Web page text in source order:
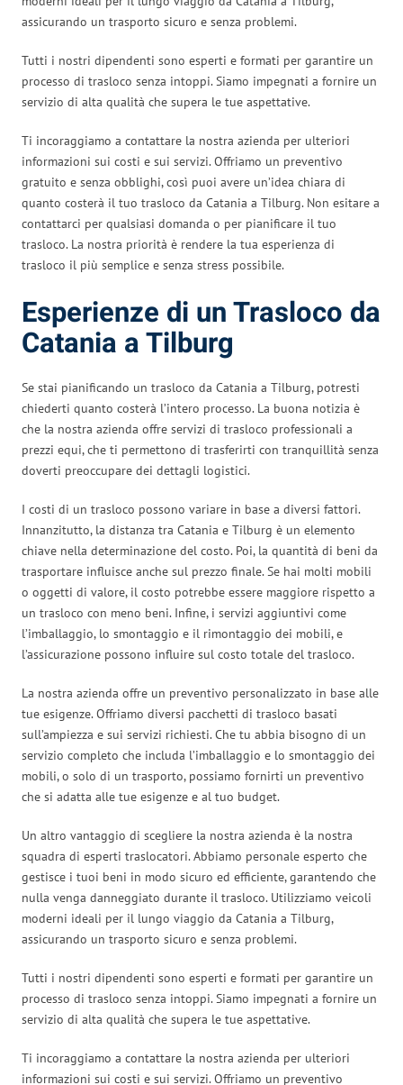
assicurando un trasporto sicuro e senza problemi.
Tutti i nostri dipendenti sono esperti e formati per garantire un
processo di trasloco senza intoppi. Siamo impegnati a fornire un
servizio di alta qualità che supera le tue aspettative.
Ti incoraggiamo a contattare la nostra azienda per ulteriori
informazioni sui costi e sui servizi. Offriamo un preventivo
gratuito e senza obblighi, così puoi avere un’idea chiara di
quanto costerà il tuo trasloco da Catania a Tilburg. Non esitare a
contattarci per qualsiasi domanda o per pianificare il tuo
trasloco. La nostra priorità è rendere la tua esperienza di
trasloco il più semplice e senza stress possibile.
Esperienze di un Trasloco da
Catania a Tilburg
Se stai pianificando un trasloco da Catania a Tilburg, potresti
chiederti quanto costerà l’intero processo. La buona notizia è
che la nostra azienda offre servizi di trasloco professionali a
prezzi equi, che ti permettono di trasferirti con tranquillità senza
doverti preoccupare dei dettagli logistici.
I costi di un trasloco possono variare in base a diversi fattori.
Innanzitutto, la distanza tra Catania e Tilburg è un elemento
chiave nella determinazione del costo. Poi, la quantità di beni da
trasportare influisce anche sul prezzo finale. Se hai molti mobili
o oggetti di valore, il costo potrebbe essere maggiore rispetto a
un trasloco con meno beni. Infine, i servizi aggiuntivi come
l’imballaggio, lo smontaggio e il rimontaggio dei mobili, e
l’assicurazione possono influire sul costo totale del trasloco.
La nostra azienda offre un preventivo personalizzato in base alle
tue esigenze. Offriamo diversi pacchetti di trasloco basati
sull’ampiezza e sui servizi richiesti. Che tu abbia bisogno di un
servizio completo che includa l’imballaggio e lo smontaggio dei
mobili, o solo di un trasporto, possiamo fornirti un preventivo
che si adatta alle tue esigenze e al tuo budget.
Un altro vantaggio di scegliere la nostra azienda è la nostra
squadra di esperti traslocatori. Abbiamo personale esperto che
gestisce i tuoi beni in modo sicuro ed efficiente, garantendo che
nulla venga danneggiato durante il trasloco. Utilizziamo veicoli
moderni ideali per il lungo viaggio da Catania a Tilburg,
assicurando un trasporto sicuro e senza problemi.
Tutti i nostri dipendenti sono esperti e formati per garantire un
processo di trasloco senza intoppi. Siamo impegnati a fornire un
servizio di alta qualità che supera le tue aspettative.
Ti incoraggiamo a contattare la nostra azienda per ulteriori
informazioni sui costi e sui servizi. Offriamo un preventivo